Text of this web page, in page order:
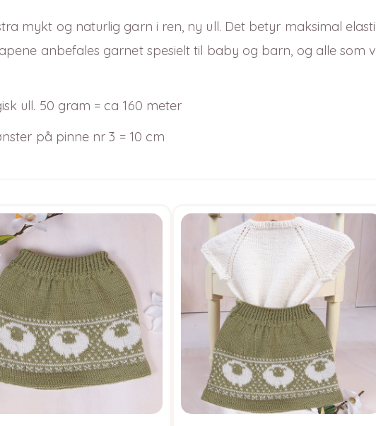
mykt og naturlig garn i ren, ny ull. Det betyr maksimal
anbefales garnet spesielt til baby og barn, og alle som
ull. 50 gram = ca 160 meter
på pinne nr 3 = 10 cm